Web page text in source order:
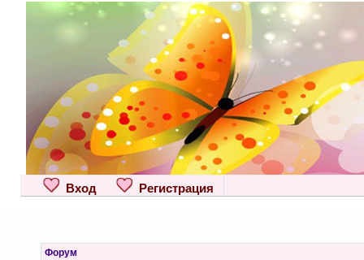
Вход Регистрация
Форум